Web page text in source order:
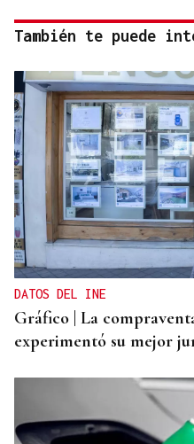
También te puede
DATOS DEL INE
Gráfico | La
experimentó su mejor